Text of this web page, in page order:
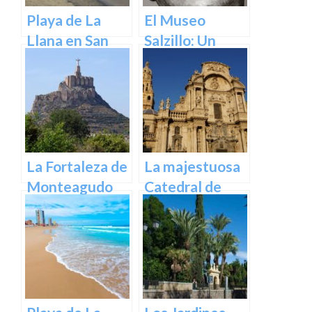
Playa de La
Llana en San
Pedro del
Pinatar
El Museo
Salzillo: Un
Tesoro de la
Escultura
Barroca en
España en
Murcia
La Fortaleza de
Monteagudo
La majestuosa
Catedral de
Murcia: un
tesoro
arquitectónico
y cultural